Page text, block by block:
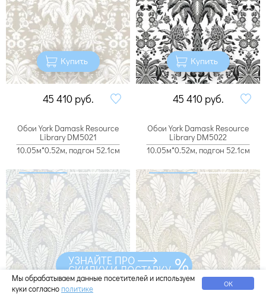
Купить
45 410 руб.
Купить
45 410 руб.
Обои York Damask Resource
Library DM5021
10.05м*0.52м, подгон 52.1см
Обои York Damask Resource
Library DM5022
10.05м*0.52м, подгон 52.1см
Мы обрабатываем данные посетителей и используем
куки согласно политике ОК
УЗНАЙТЕ ПРО
СКИДКУ И ДОСТАВКУ